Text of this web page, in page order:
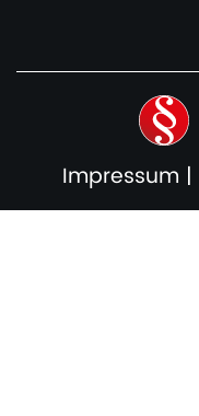
Impressum |